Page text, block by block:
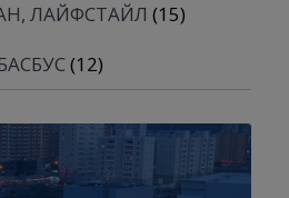
ЛАЙФСТАЙЛ (15)
(12)